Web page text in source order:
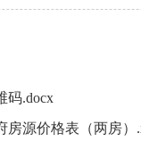
码.docx
房源价格表（两房）